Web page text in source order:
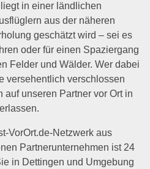
in einer ländlichen
aus der näheren
geschätzt wird – sei es
oder für einen Spaziergang
Felder und Wälder. Wer dabei
versehentlich verschlossen
auf unseren Partner vor Ort in
VorOrt.de-Netzwerk aus
Partnerunternehmen ist 24
in Dettingen und Umgebung